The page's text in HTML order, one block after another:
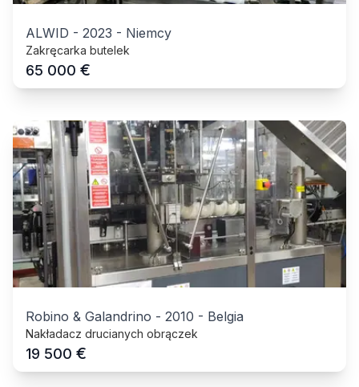
ALWID - 2023 - Niemcy
Zakręcarka butelek
65 000 €
Robino & Galandrino - 2010 - Belgia
Nakładacz drucianych obrączek
19 500 €